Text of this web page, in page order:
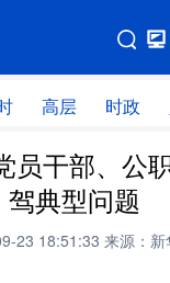
高层 时政
网站地图
高层 时政
财经 网评
员干部、公
驾典型问题
23 18:51:33 来源：新